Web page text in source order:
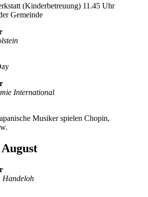
(Kinderbetreuung) 11.45 Uhr
Gemeinde
International
Musiker spielen Chopin,
Handeloh